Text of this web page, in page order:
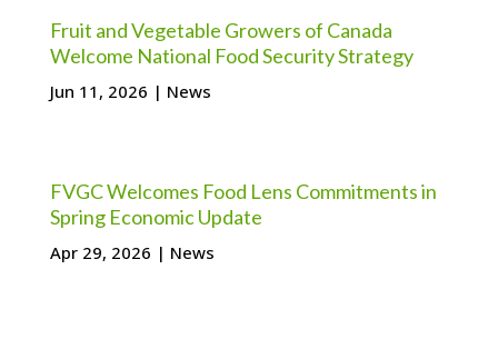
Fruit and Vegetable Growers of Canada
Welcome National Food Security Strategy
Jun 11, 2026 | News
FVGC Welcomes Food Lens Commitments in
Spring Economic Update
Apr 29, 2026 | News